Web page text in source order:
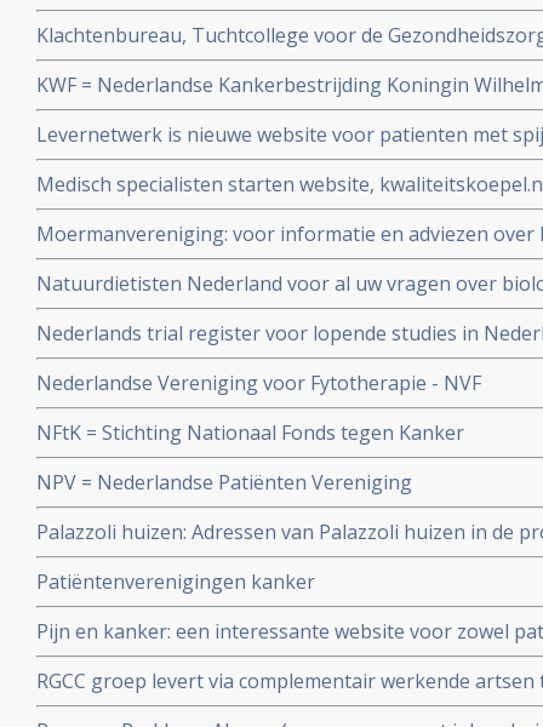
Klachtenbureau, Tuchtcollege voor de
deponeren van klachten over slechte behandelingen
KWF = Nederlandse Kankerbestrijding Koningin
Levernetwerk is nieuwe website voor patienten met
leveruitzaaiingen in Zuidwest Nederland met actuele
en nieuwste ontwikkelingen.
Medisch specialisten starten website,
waaraan zij moeten voldoen en of zij daaraan voldoen.
Moermanvereniging: voor informatie en adviezen
Natuurdietisten Nederland voor al uw vragen over
mineralen en dieeten
Nederlands trial register voor lopende studies in
Nederlandse Vereniging voor Fytotherapie - NVF
NFtK = Stichting Nationaal Fonds tegen Kanker
NPV = Nederlandse Patiënten Vereniging
Palazzoli huizen: Adressen van Palazzoli huizen in de
ondersteuning aan mensen met kanker en hun familie
Patiëntenverenigingen kanker
Pijn en kanker: een interessante website voor zowel
RGCC groep levert via complementair werkende
mineralen tekorten en gevoeligheidstesten voor